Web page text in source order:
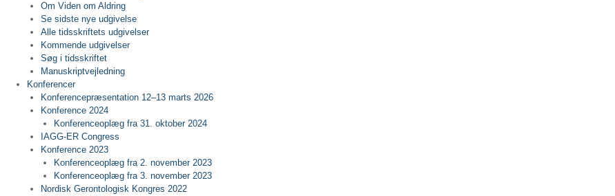
Om Viden om Aldring
Se sidste nye udgivelse
Alle tidsskriftets udgivelser
Kommende udgivelser
Søg i tidsskriftet
Manuskriptvejledning
Konferencer
Konferencepræsentation 12–13 marts 2026
Konference 2024
Konferenceoplæg fra 31. oktober 2024
IAGG-ER Congress
Konference 2023
Konferenceoplæg fra 2. november 2023
Konferenceoplæg fra 3. november 2023
Nordisk Gerontologisk Kongres 2022